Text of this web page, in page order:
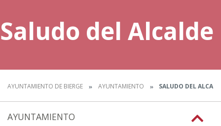
Saludo del Alcalde
AYUNTAMIENTO DE BIERGE AYUNTAMIENTO SALUDO DEL
AYUNTAMIENTO